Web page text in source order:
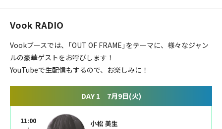
Vook RADIO
Vookブースでは、「OUT OF FRAME」をテーマに、様々なジャン
ルの豪華ゲストをお呼びします！
YouTubeで生配信もするので、お楽しみに！
DAY 1 7月9日(火)
11:00 小松 美生